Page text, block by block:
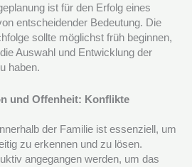
ist für den Erfolg eines
entscheidender Bedeutung. Die
sollte möglichst früh beginnen,
Auswahl und Entwicklung der
haben.
und Offenheit: Konflikte
der Familie ist essenziell, um
zu erkennen und zu lösen.
angegangen werden, um das